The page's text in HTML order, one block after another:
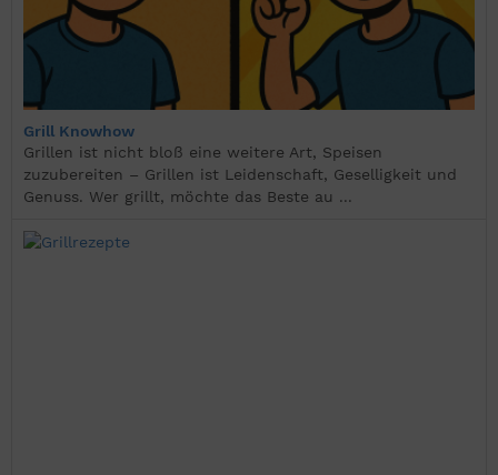
Grill Knowhow
Grillen ist nicht bloß eine weitere Art, Speisen
zuzubereiten – Grillen ist Leidenschaft, Geselligkeit und
Genuss. Wer grillt, möchte das Beste au ...